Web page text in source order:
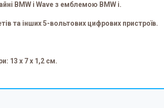
BMW i Wave з емблемою BMW i.
та інших 5-вольтових цифрових пристроїв.
13 x 7 x 1,2 см.